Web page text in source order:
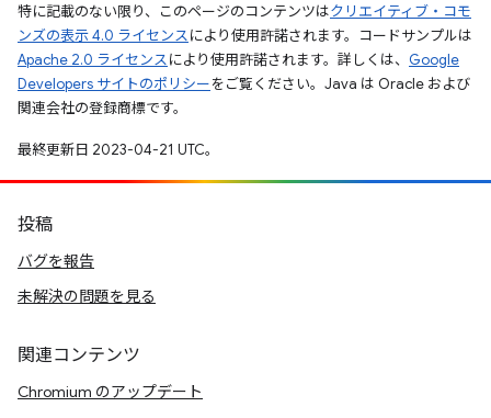
特に記載のない限り、このページのコンテンツはクリエイティブ・コモ
ンズの表示 4.0 ライセンスにより使用許諾されます。コードサンプルは
Apache 2.0 ライセンスにより使用許諾されます。詳しくは、 Google
Developers サイトのポリシーをご覧ください。Java は Oracle および
関連会社の登録商標です。
最終更新日 2023-04-21 UTC。
投稿
バグを報告
未解決の問題を見る
関連コンテンツ
Chromium のアップデート